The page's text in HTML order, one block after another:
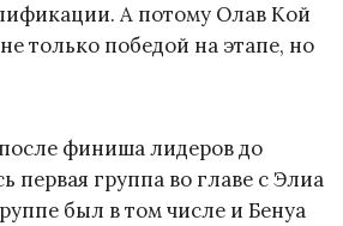
А потому Олав Кой
только победой на этапе, но
финиша лидеров до
первая группа во главе с Элиа
был в том числе и Бенуа